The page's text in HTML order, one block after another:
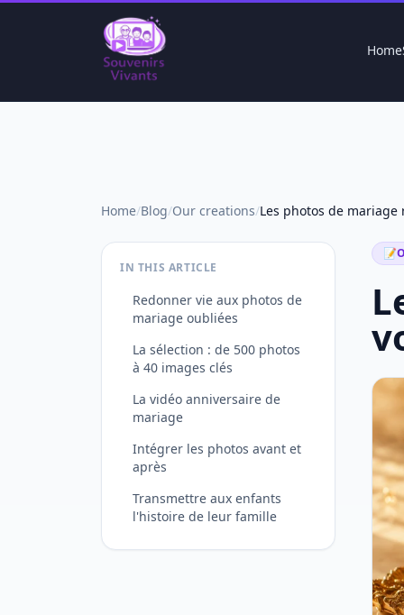
Home
Home/Blog/Our creations/
IN THIS ARTICLE
Redonner vie aux photos de
mariage oubliées
La sélection : de 500 photos
à 40 images clés
La vidéo anniversaire de
mariage
Intégrer les photos avant et
après
Transmettre aux enfants
l'histoire de leur famille
📝